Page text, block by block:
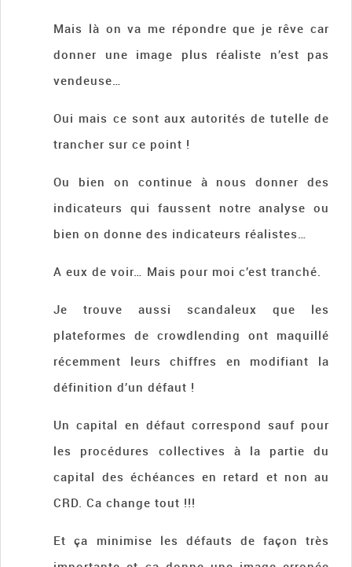
Mais là on va me répondre que je rêve car
donner une image plus réaliste n’est pas
vendeuse…
Oui mais ce sont aux autorités de tutelle de
trancher sur ce point !
Ou bien on continue à nous donner des
indicateurs qui faussent notre analyse ou
bien on donne des indicateurs réalistes…
A eux de voir… Mais pour moi c’est tranché.
Je trouve aussi scandaleux que les
plateformes de crowdlending ont maquillé
récemment leurs chiffres en modifiant la
définition d’un défaut !
Un capital en défaut correspond sauf pour
les procédures collectives à la partie du
capital des échéances en retard et non au
CRD. Ca change tout !!!
Et ça minimise les défauts de façon très